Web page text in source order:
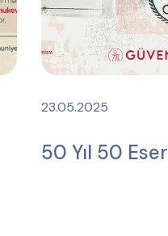
23.05.2025
50 Yıl 50 Eser